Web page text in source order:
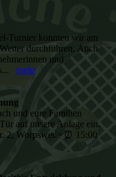
Turnier konnten wir am
durchführen. Auch
und
mehr
und eure Familien
auf unsere Anlage ein.
2, Worpswede ⏰ 15:00